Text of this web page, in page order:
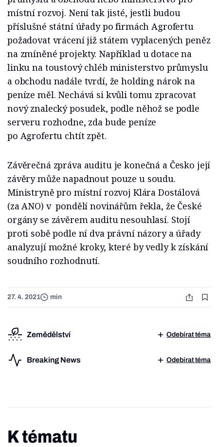
místní rozvoj. Není tak jisté, jestli budou
příslušné státní úřady po firmách Agrofertu
požadovat vrácení již státem vyplacených peněz
na zmíněné projekty. Například u dotace na
linku na toustový chléb ministerstvo průmyslu
a obchodu nadále tvrdí, že holding nárok na
peníze měl. Nechává si kvůli tomu zpracovat
nový znalecký posudek, podle něhož se podle
serveru rozhodne, zda bude peníze
po Agrofertu chtít zpět.
Závěrečná zpráva auditu je konečná a Česko její
závěry může napadnout pouze u soudu.
Ministryně pro místní rozvoj Klára Dostálová
(za ANO) v pondělí novinářům řekla, že České
orgány se závěrem auditu nesouhlasí. Stojí
proti sobě podle ní dva právní názory a úřady
analyzují možné kroky, které by vedly k získání
soudního rozhodnutí.
27. 4. 2021 min
Zemědělství Odebírat téma
Breaking News Odebírat téma
K tématu